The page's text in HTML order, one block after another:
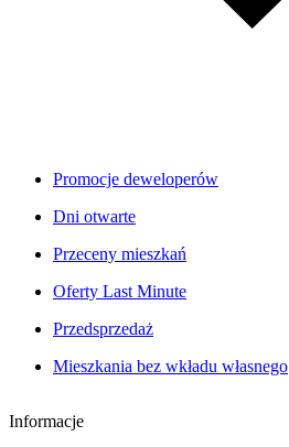
Promocje deweloperów
Dni otwarte
Przeceny mieszkań
Oferty Last Minute
Przedsprzedaż
Mieszkania bez wkładu własnego
Informacje